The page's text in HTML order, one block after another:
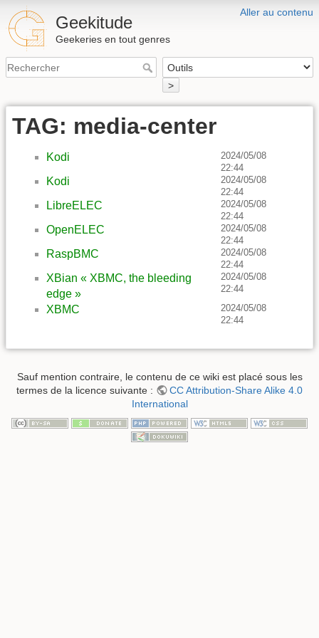
Aller au contenu
Geekitude
Geekeries en tout genres
>
TAG: media-center
Kodi
2024/05/08
22:44
Kodi
2024/05/08
22:44
LibreELEC
2024/05/08
22:44
OpenELEC
2024/05/08
22:44
RaspBMC
2024/05/08
22:44
XBian « XBMC, the bleeding
edge »
2024/05/08
22:44
XBMC
2024/05/08
22:44
Sauf mention contraire, le contenu de ce wiki est placé sous les
termes de la licence suivante :
CC Attribution-Share Alike 4.0
International